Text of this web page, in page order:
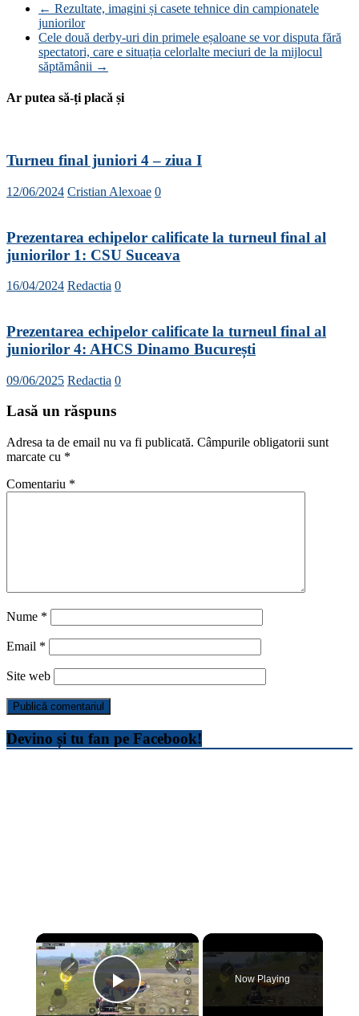
← Rezultate, imagini și casete tehnice din campionatele
juniorilor
Cele două derby-uri din primele eșaloane se vor disputa fără
spectatori, care e situația celorlalte meciuri de la mijlocul
săptămânii →
Ar putea să-ți placă și
Turneu final juniori 4 – ziua I
12/06/2024 Cristian Alexoae 0
Prezentarea echipelor calificate la turneul final al
juniorilor 1: CSU Suceava
16/04/2024 Redactia 0
Prezentarea echipelor calificate la turneul final al
juniorilor 4: AHCS Dinamo București
09/06/2025 Redactia 0
Lasă un răspuns
Adresa ta de email nu va fi publicată. Câmpurile obligatorii sunt
marcate cu *
Comentariu *
Nume *
Email *
Site web
Devino și tu fan pe Facebook!
×
Play Video
Now Playing